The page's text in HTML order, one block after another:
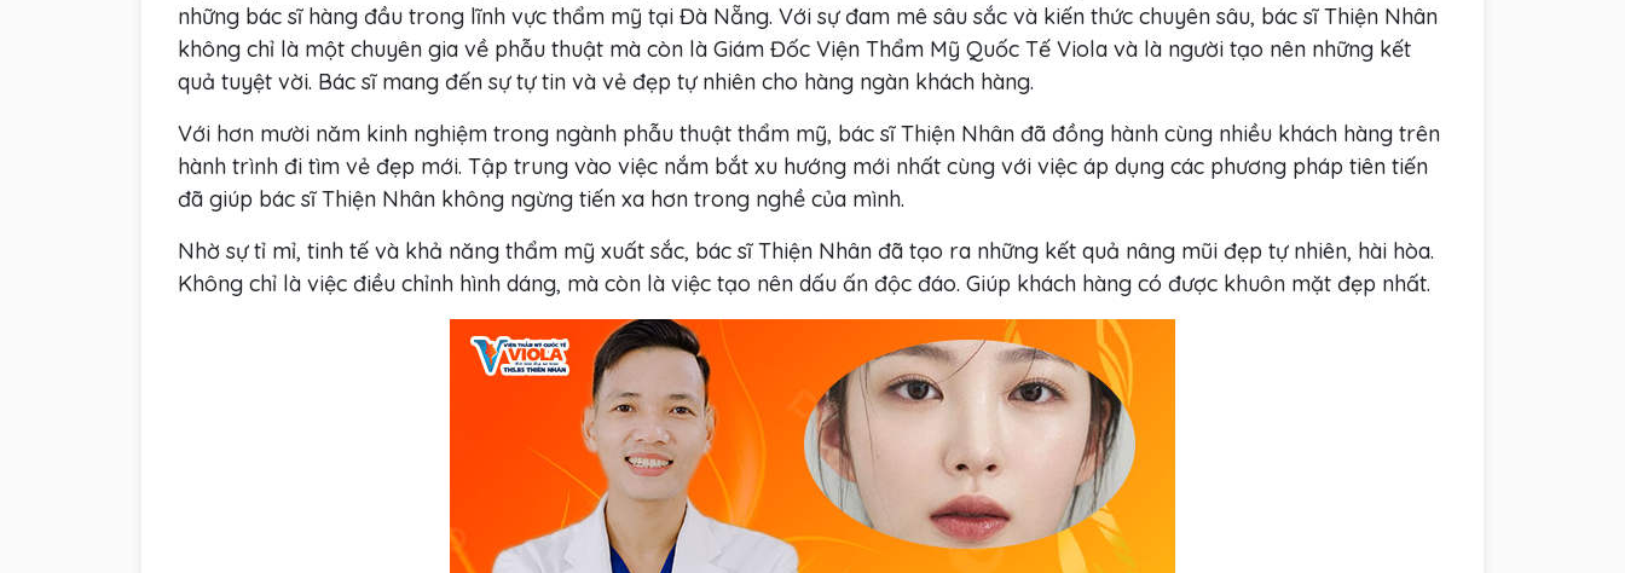
những bác sĩ hàng đầu trong lĩnh vực thẩm mỹ tại Đà Nẵng. Với sự đam mê sâu sắc và kiến thức chuyên sâu, bác sĩ Thiện Nhân
không chỉ là một chuyên gia về phẫu thuật mà còn là Giám Đốc Viện Thẩm Mỹ Quốc Tế Viola và là người tạo nên những kết
quả tuyệt vời. Bác sĩ mang đến sự tự tin và vẻ đẹp tự nhiên cho hàng ngàn khách hàng.
Với hơn mười năm kinh nghiệm trong ngành phẫu thuật thẩm mỹ, bác sĩ Thiện Nhân đã đồng hành cùng nhiều khách hàng trên
hành trình đi tìm vẻ đẹp mới. Tập trung vào việc nắm bắt xu hướng mới nhất cùng với việc áp dụng các phương pháp tiên tiến
đã giúp bác sĩ Thiện Nhân không ngừng tiến xa hơn trong nghề của mình.
Nhờ sự tỉ mỉ, tinh tế và khả năng thẩm mỹ xuất sắc, bác sĩ Thiện Nhân đã tạo ra những kết quả nâng mũi đẹp tự nhiên, hài hòa.
Không chỉ là việc điều chỉnh hình dáng, mà còn là việc tạo nên dấu ấn độc đáo. Giúp khách hàng có được khuôn mặt đẹp nhất.